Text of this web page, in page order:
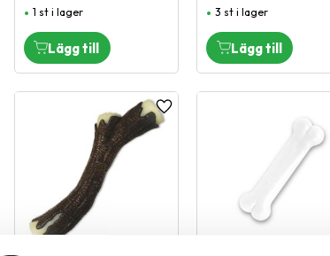
1 st i lager 3 st i lager
till i favoriter Lägg till i favoriter